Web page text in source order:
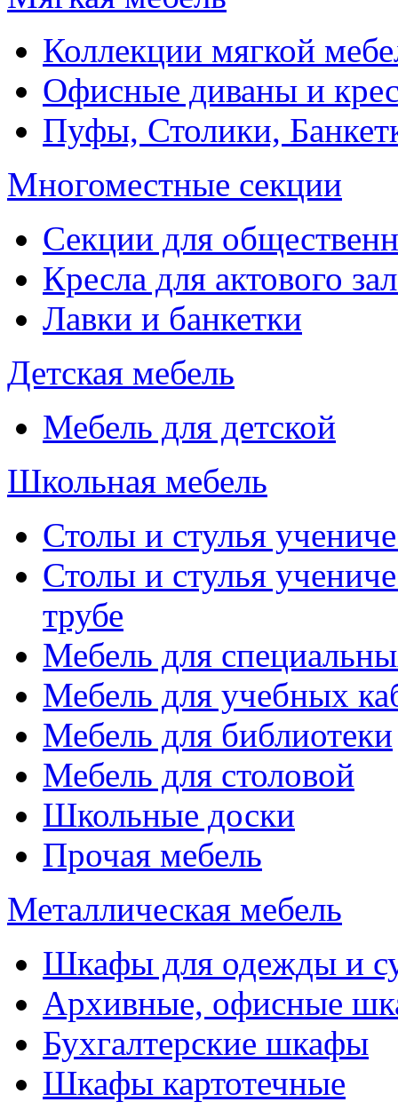
Коллекции мягкой
Офисные диваны и
Пуфы, Столики,
Многоместные секции
Секции для
Кресла для актового
Лавки и банкетки
Детская мебель
Мебель для детской
Школьная мебель
Столы и стулья
Столы и стулья
трубе
Мебель для
Мебель для учебных
Мебель для библиотеки
Мебель для столовой
Школьные доски
Прочая мебель
Металлическая мебель
Шкафы для одежды и
Архивные, офисные
Бухгалтерские шкафы
Шкафы картотечные